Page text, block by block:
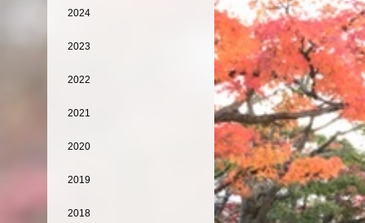
2024
2023
2022
2021
2020
2019
2018